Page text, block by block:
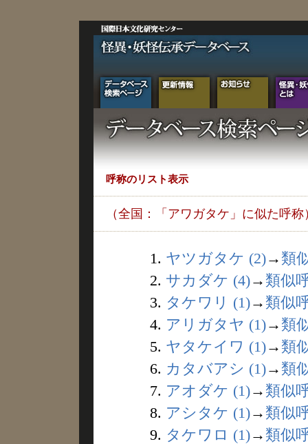
呼称のリスト表示
（全国：「アワガタケ」に似た呼称
1. ヤツガタケ (2)→ 類
2. サカダケ (4)→ 類似
3. タケワリ (1)→ 類似
4. アリガタヤ (1)→ 類
5. ヤタケイワ (1)→ 類
6. カタバアシ (1)→ 類
7. アオダケ (1)→ 類似
8. アシタケ (1)→ 類似
9. タケワロ (1)→ 類似